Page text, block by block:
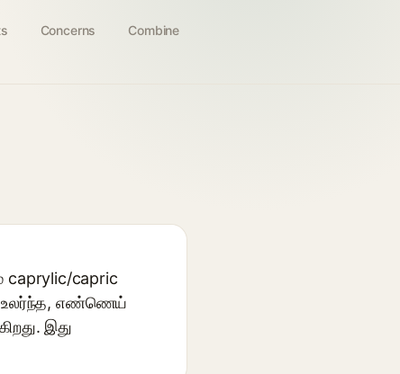
Concerns Combine
caprylic/capric
உலர்ந்த, எண்ணெய்
இது